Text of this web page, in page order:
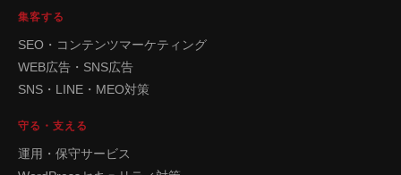
集客する
SEO・コンテンツマーケティング
WEB広告・SNS広告
SNS・LINE・MEO対策
守る・支える
運用・保守サービス